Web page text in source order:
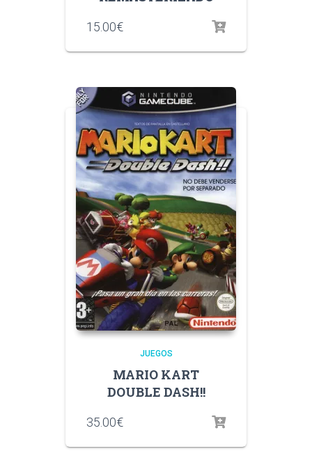
15.00€
JUEGOS
MARIO KART
DOUBLE DASH!!
35.00€